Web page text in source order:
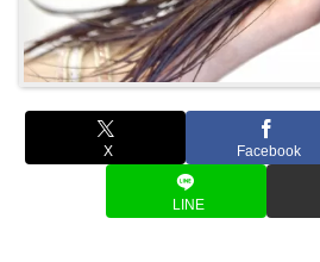
X Facebook
LINE